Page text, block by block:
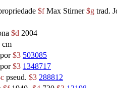
$fMax Stirner$g trad.
$d 2004
cm
por$3 503085
por$3 1348717
pseud. $3 288812